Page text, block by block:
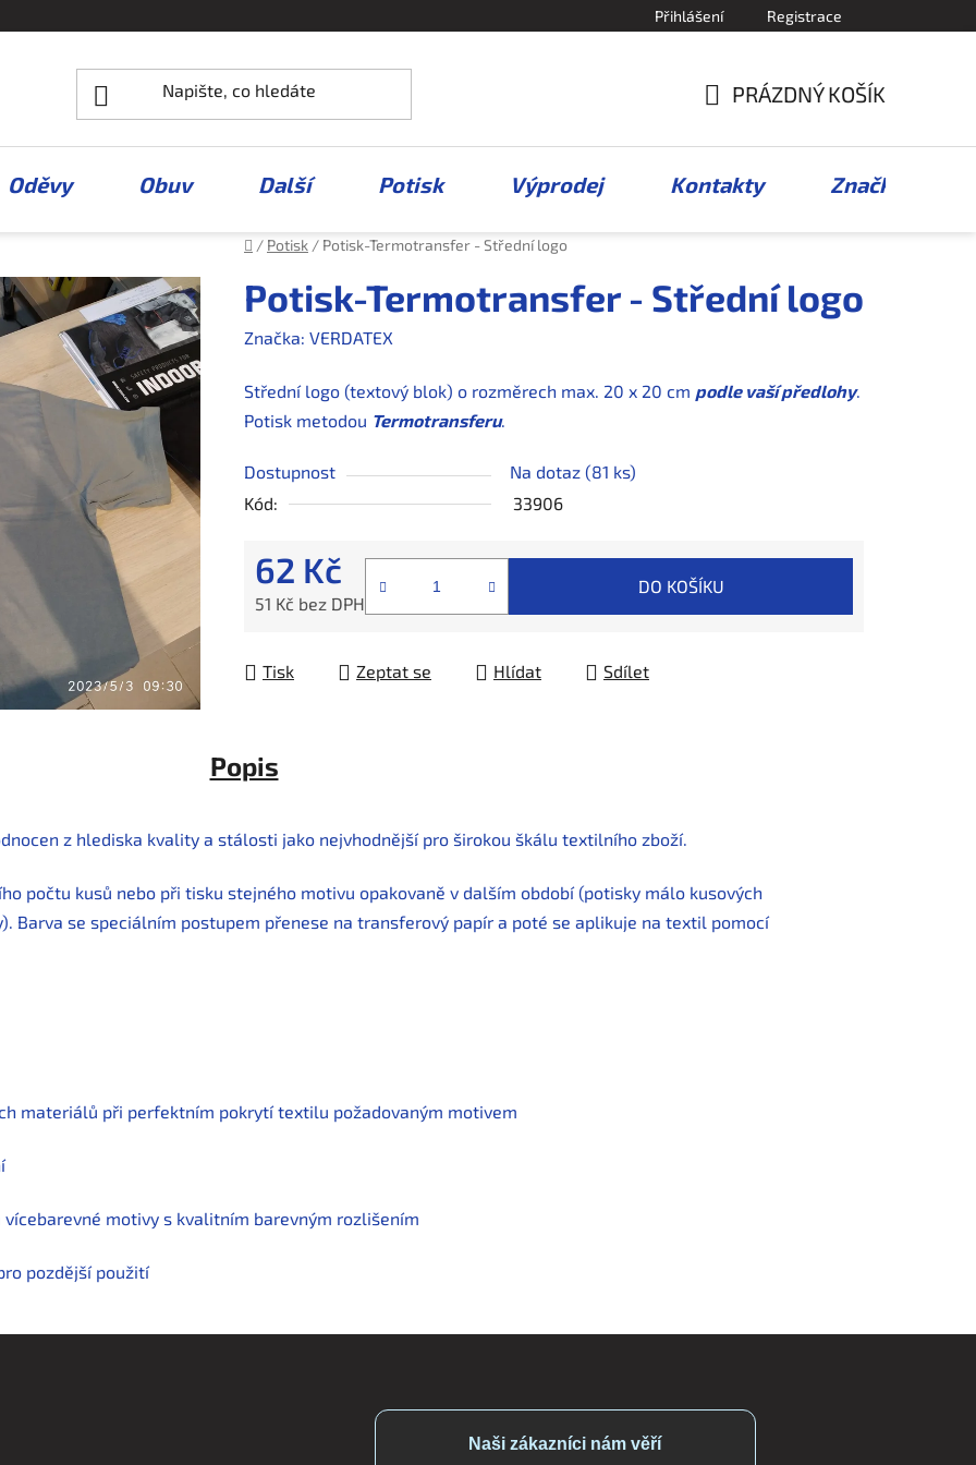
Přihlášení Registrace
KOŠÍK
PRÁZDNÝ KOŠÍK
Oděvy Obuv Další Potisk Výprodej Kontakty Značky
Domů
/ Potisk / Potisk-Termotransfer - Střední logo
Potisk-Termotransfer - Střední logo
Značka: VERDATEX
Střední logo (textový blok) o rozměrech max. 20 x 20 cm podle vaší předlohy.
Potisk metodou Termotransferu.
Dostupnost Na dotaz (81 ks)
Kód:
33906
62 Kč
51 Kč bez DPH
DO KOŠÍKU
Tisk Zeptat se Hlídat Sdílet
Popis
z hlediska kvality a stálosti jako nejvhodnější pro širokou škálu textilního zboží.
počtu kusů nebo při tisku stejného motivu opakovaně v dalším období (potisky málo kusových
Barva se speciálním postupem přenese na transferový papír a poté se aplikuje na textil pomocí
při perfektním pokrytí textilu požadovaným motivem
motivy s kvalitním barevným rozlišením
pozdější použití
Naši zákazníci nám věří